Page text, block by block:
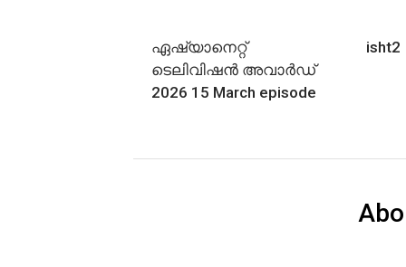
ഏഷ്യാനെറ്റ്
ടെലിവിഷൻ അവാർഡ്
2026 15 March episode
isht2